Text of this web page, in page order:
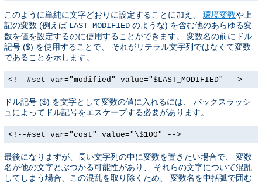
このように単純に文字どおりに設定することに加え、 環境変数や上
記の変数 (例えば LAST_MODIFIED のような) を含む他のあらゆる変
数を値を設定するのに使用することができます。 変数名の前にドル
記号 ($) を使用することで、 それがリテラル文字列ではなくて変数
であることを示します。
<!--#set var="modified" value="$LAST_MODIFIED" -->
ドル記号 ($) を文字として変数の値に入れるには、 バックスラッシ
ュによってドル記号をエスケープする必要があります。
<!--#set var="cost" value="\$100" -->
最後になりますが、長い文字列の中に変数を置きたい場合で、 変数
名が他の文字とぶつかる可能性があり、 それらの文字について混乱
してしまう場合、この混乱を取り除くため、 変数名を中括弧で囲む